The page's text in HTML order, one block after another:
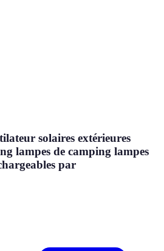
solaires extérieures
lampes de camping lampes
par